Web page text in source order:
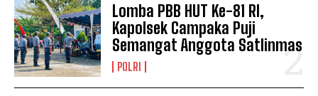
Lomba PBB HUT Ke-81 RI,
Kapolsek Campaka Puji
Semangat Anggota Satlinmas
POLRI